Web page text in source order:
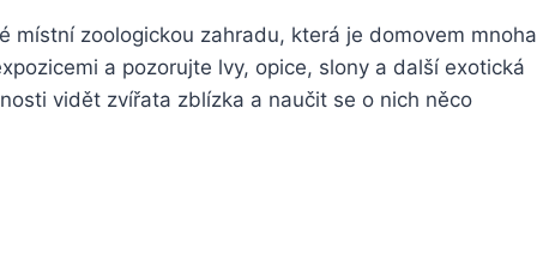
místní zoologickou zahradu, která je domovem mnoha
a pozorujte lvy, opice, slony a další exotická
vidět zvířata zblízka a naučit se o nich něco